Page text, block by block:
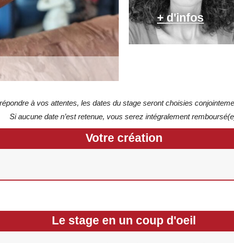
+ d'infos
à vos attentes, les dates du stage seront choisies
Si aucune date n’est retenue, vous serez intégralement
Votre création
Le stage en un coup d'oeil